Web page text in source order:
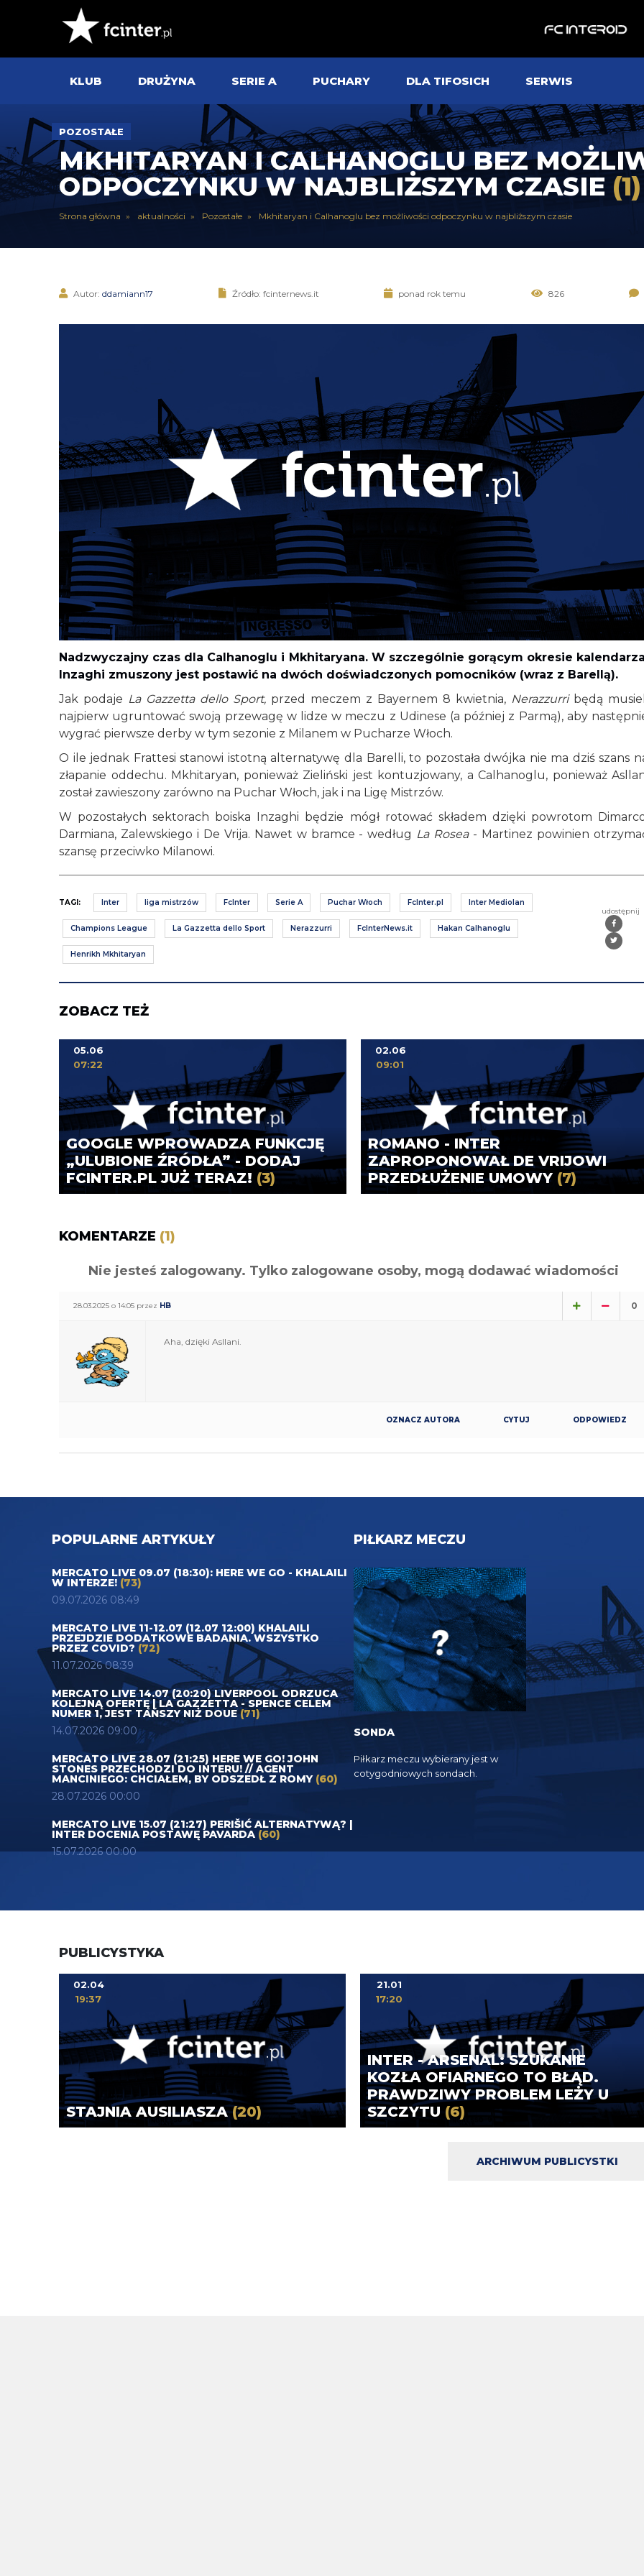
KLUB DRUŻYNA SERIE A PUCHARY DLA TIFOSICH SERWIS
POZOSTAŁE
MKHITARYAN I CALHANOGLU BEZ
ODPOCZYNKU W NAJBLIŻSZYM CZASIE (1)
Strona główna aktualności Pozostałe Mkhitaryan i Calhanoglu bez możliwości odpoczynku w najbliższym czasie
Autor: ddamiann17 Źródło: fcinternews.it ponad rok temu 826
Nadzwyczajny czas dla Calhanoglu i Mkhitaryana. W szczególnie gorącym okresie
Inzaghi zmuszony jest postawić na dwóch doświadczonych pomocników (wraz z Barellą).
Jak podaje La Gazzetta dello Sport, przed meczem z Bayernem 8 kwietnia, Nerazzurribędą
najpierw ugruntować swoją przewagę w lidze w meczu z Udinese (a później z Parmą), aby
wygrać pierwsze derby w tym sezonie z Milanem w Pucharze Włoch.
O ile jednak Frattesi stanowi istotną alternatywę dla Barelli, to pozostała dwójka nie ma dziś szans
złapanie oddechu. Mkhitaryan, ponieważ Zieliński jest kontuzjowany, a Calhanoglu, ponieważ
został zawieszony zarówno na Puchar Włoch, jak i na Ligę Mistrzów.
W pozostałych sektorach boiska Inzaghi będzie mógł rotować składem dzięki powrotom
Darmiana, Zalewskiego i De Vrija. Nawet w bramce - według La Rosea- Martinez powinien
szansę przeciwko Milanowi.
TAGI: Inter liga mistrzów FcInter Serie A Puchar Włoch FcInter.pl Inter Mediolan
Champions League La Gazzetta dello Sport Nerazzurri FcInterNews.it Hakan Calhanoglu
Henrikh Mkhitaryan
udostępnij
ZOBACZ TEŻ
GOOGLE WPROWADZA FUNKCJĘ
„ULUBIONE ŹRÓDŁA” - DODAJ
FCINTER.PL JUŻ TERAZ! (3)
05.06
07:22
ROMANO - INTER
ZAPROPONOWAŁ DE VRIJOWI
PRZEDŁUŻENIE UMOWY (7)
02.06
09:01
KOMENTARZE (1)
Nie jesteś zalogowany. Tylko zalogowane osoby, mogą dodawać wiadomości
28.03.2025 o 14:05 przez HB 0
Aha, dzięki Asllani.
OZNACZ AUTORA CYTUJ ODPOWIEDZ
POPULARNE ARTYKUŁY
MERCATO LIVE 09.07 (18:30): HERE WE GO - KHALAILI
W INTERZE! (73)
09.07.2026 08:49
MERCATO LIVE 11-12.07 (12.07 12:00) KHALAILI
PRZEJDZIE DODATKOWE BADANIA. WSZYSTKO
PRZEZ COVID? (72)
11.07.2026 08:39
MERCATO LIVE 14.07 (20:20) LIVERPOOL ODRZUCA
KOLEJNĄ OFERTĘ | LA GAZZETTA - SPENCE CELEM
NUMER 1, JEST TAŃSZY NIŻ DOUE(71)
14.07.2026 09:00
MERCATO LIVE 28.07 (21:25) HERE WE GO! JOHN
STONES PRZECHODZI DO INTERU! // AGENT
MANCINIEGO: CHCIAŁEM, BY ODSZEDŁ Z ROMY (60)
28.07.2026 00:00
MERCATO LIVE 15.07 (21:27) PERIŠIĆ ALTERNATYWĄ? |
INTER DOCENIA POSTAWĘ PAVARDA (60)
15.07.2026 00:00
PIŁKARZ MECZU
SONDA
Piłkarz meczu wybierany jest w
cotygodniowych sondach.
PUBLICYSTYKA
STAJNIA AUSILIASZA(20)
02.04
19:37
INTER - ARSENAL: SZUKANIE
KOZŁA OFIARNEGO TO BŁĄD.
PRAWDZIWY PROBLEM LEŻY U
SZCZYTU (6)
21.01
17:20
ARCHIWUM PUBLICYSTKI